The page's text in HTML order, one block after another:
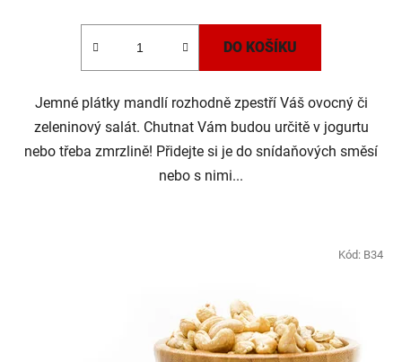
DO KOŠÍKU
Jemné plátky mandlí rozhodně zpestří Váš ovocný či
zeleninový salát. Chutnat Vám budou určitě v jogurtu
nebo třeba zmrzlině! Přidejte si je do snídaňových směsí
nebo s nimi...
Kód: B34